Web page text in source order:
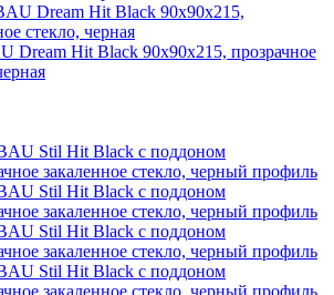
Dream Hit Black 90x90х215, прозрачное